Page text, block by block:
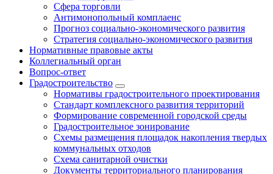
Сфера торговли
Антимонопольный комплаенс
Прогноз социально-экономического развития
Стратегия социально-экономического развития
Нормативные правовые акты
Коллегиальный орган
Вопрос-ответ
Градостроительство
Нормативы градостроительного проектирования
Стандарт комплексного развития территорий
Формирование современной городской среды
Градостроительное зонирование
Схемы размещения площадок накопления твердых
коммунальных отходов
Схема санитарной очистки
Документы территориального планирования